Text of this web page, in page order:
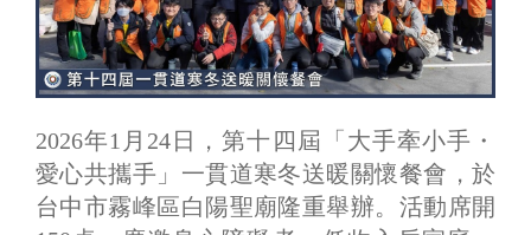
2026年1月24日，第十四屆「大手牽小手・
愛心共攜手」一貫道寒冬送暖關懷餐會，於
台中市霧峰區白陽聖廟隆重舉辦。活動席開